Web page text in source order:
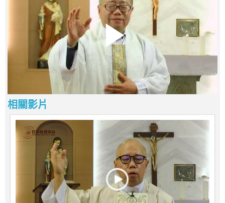
相關影片